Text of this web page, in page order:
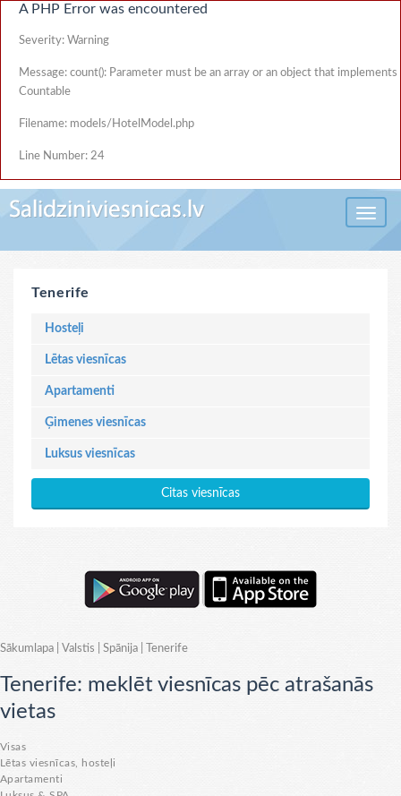
A PHP Error was encountered
Severity: Warning
Message: count(): Parameter must be an array or an object that implements
Countable
Filename: models/HotelModel.php
Line Number: 24
Toggle
Tenerife
Hosteļi
Lētas viesnīcas
Apartamenti
Ģimenes viesnīcas
Luksus viesnīcas
Citas viesnīcas
Sākumlapa Valstis Spānija Tenerife
Tenerife: meklēt viesnīcas pēc atrašanās
vietas
Visas
Lētas viesnīcas, hosteļi
Apartamenti